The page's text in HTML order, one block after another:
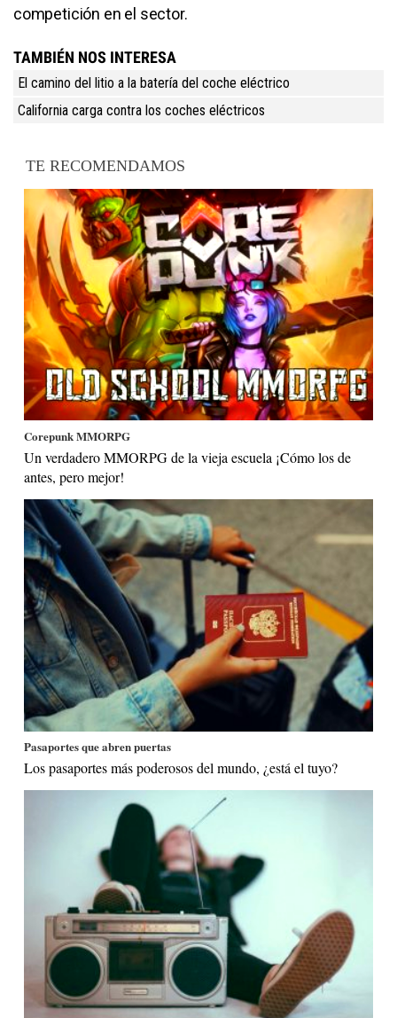
competición en el sector.
TAMBIÉN NOS INTERESA
El camino del litio a la batería del coche eléctrico
California carga contra los coches eléctricos
TE RECOMENDAMOS
Corepunk MMORPG
Un verdadero MMORPG de la vieja escuela ¡Cómo los de
antes, pero mejor!
Pasaportes que abren puertas
Los pasaportes más poderosos del mundo, ¿está el tuyo?